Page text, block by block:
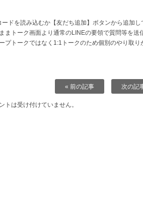
ードを読み込むか【友だち追加】ボタンから追加し
まトーク画面より通常のLINEの要領で質問等を送
プトークではなく1:1トークのため個別のやり取り
« 前の記事 次の記
トは受け付けていません。